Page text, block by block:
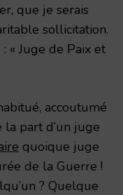
que je serais
sollicitation.
« Juge de Paix et
accoutumé
part d’un juge
quoique juge
de la Guerre !
? Quelque